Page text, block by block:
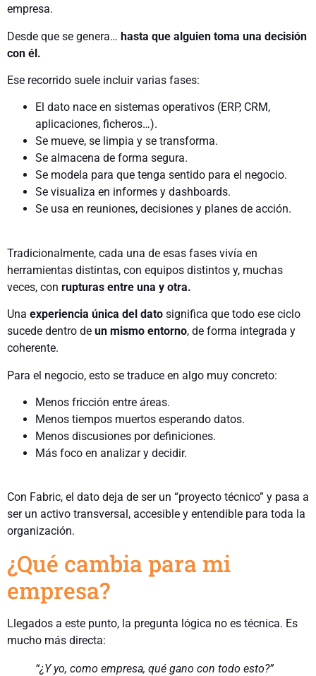
empresa.
Desde que se genera… hasta que alguien toma una decisión
con él.
Ese recorrido suele incluir varias fases:
El dato nace en sistemas operativos (ERP, CRM,
aplicaciones, ficheros…).
Se mueve, se limpia y se transforma.
Se almacena de forma segura.
Se modela para que tenga sentido para el negocio.
Se visualiza en informes y dashboards.
Se usa en reuniones, decisiones y planes de acción.
Tradicionalmente, cada una de esas fases vivía en
herramientas distintas, con equipos distintos y, muchas
veces, con rupturas entre una y otra.
Una experiencia única del dato significa que todo ese ciclo
sucede dentro de un mismo entorno, de forma integrada y
coherente.
Para el negocio, esto se traduce en algo muy concreto:
Menos fricción entre áreas.
Menos tiempos muertos esperando datos.
Menos discusiones por definiciones.
Más foco en analizar y decidir.
Con Fabric, el dato deja de ser un “proyecto técnico” y pasa a
ser un activo transversal, accesible y entendible para toda la
organización.
¿Qué cambia para mi
empresa?
Llegados a este punto, la pregunta lógica no es técnica. Es
mucho más directa:
“¿Y yo, como empresa, qué gano con todo esto?”